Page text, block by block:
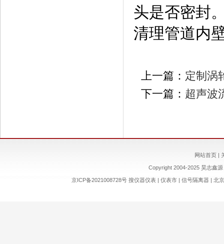
头是否密封
清理管道内
上一篇： 定制涡
下一篇： 超声波
网站首页|
Copyright 2004-2025 昊志鑫
京ICP备2021008728号 搜仪器仪表 | 仪表市| 信号隔离器 | 北